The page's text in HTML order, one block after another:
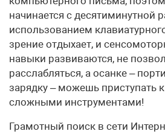
начинается с десятиминутной
использованием
зрение отдыхает, и
навыки развиваются, не
расслабляться, а осанке –
зарядку – можешь приступать
сложными инструментами!
Грамотный поиск в сети